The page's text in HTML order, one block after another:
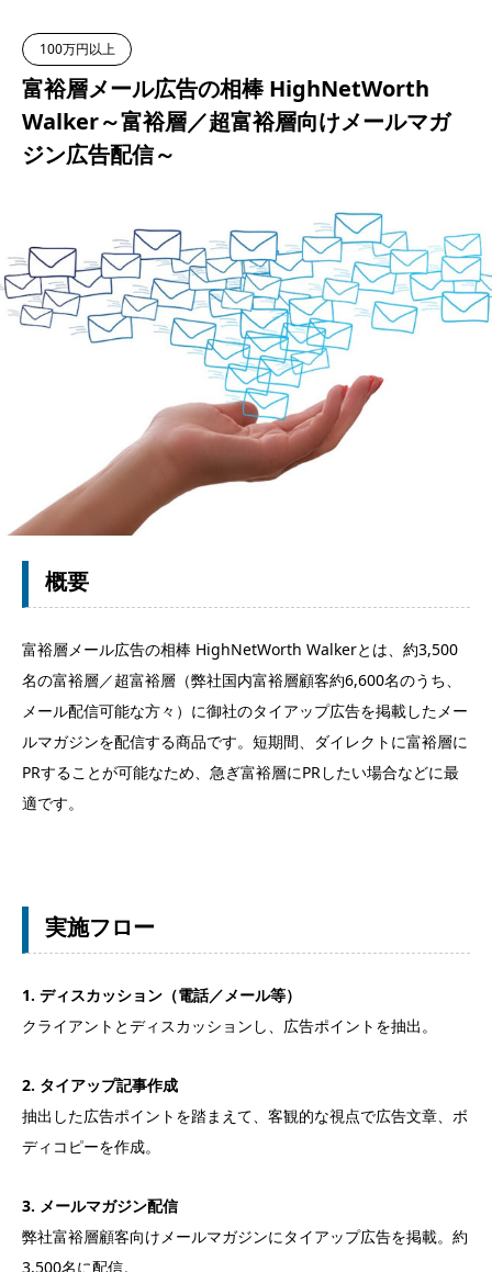
100万円以上
富裕層メール広告の相棒 HighNetWorth
Walker～富裕層／超富裕層向けメールマガ
ジン広告配信～
概要
富裕層メール広告の相棒 HighNetWorth Walkerとは、約3,500
名の富裕層／超富裕層（弊社国内富裕層顧客約6,600名のうち、
メール配信可能な方々）に御社のタイアップ広告を掲載したメー
ルマガジンを配信する商品です。短期間、ダイレクトに富裕層に
PRすることが可能なため、急ぎ富裕層にPRしたい場合などに最
適です。
実施フロー
1. ディスカッション（電話／メール等）
クライアントとディスカッションし、広告ポイントを抽出。
2. タイアップ記事作成
抽出した広告ポイントを踏まえて、客観的な視点で広告文章、ボ
ディコピーを作成。
3. メールマガジン配信
弊社富裕層顧客向けメールマガジンにタイアップ広告を掲載。約
3,500名に配信。